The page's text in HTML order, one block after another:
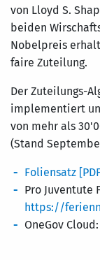
von Lloyd S.
beiden
Nobelpreis
faire Zuteilung.
Der Zuteilungs-
implementiert
von mehr als
(Stand
Foliensatz
Pro Juventute
https://
OneGov Cloud: